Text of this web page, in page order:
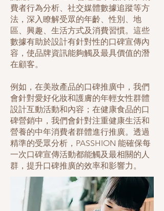
費者行為分析、社交媒體數據追蹤等方
法，深入瞭解受眾的年齡、性別、地
區、興趣、生活方式及消費習慣。這些
數據有助於設計有針對性的口碑宣傳內
容，使品牌資訊能夠觸及最具價值的潛
在顧客。
例如，在美妝產品的口碑推廣中，我們
會針對愛好化妝和護膚的年輕女性群體
設計互動活動和內容；在健康食品的口
碑營銷中，我們會針對注重健康生活和
營養的中年消費者群體進行推廣。透過
精準的受眾分析，PASSHION 能確保每
一次口碑宣傳活動都能觸及最相關的人
群，提升口碑推廣的效率和影響力。